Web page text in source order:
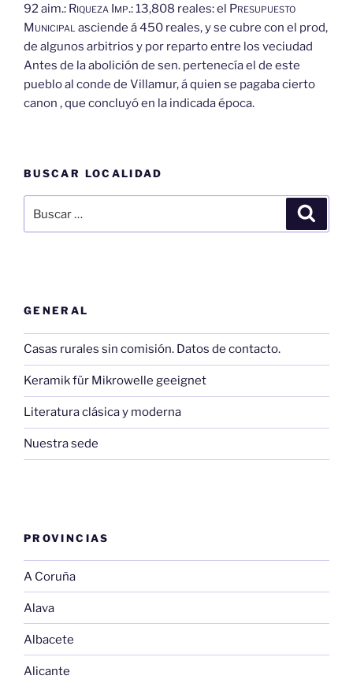
92 aim.: Riqueza Imp.:13,808 reales: el Presupuesto
Municipalasciende á 450 reales, y se cubre con el prod,
de algunos arbitrios y por reparto entre los veciudad
Antes de la abolición de sen. pertenecía el de este
pueblo al conde de Villamur, á quien se pagaba cierto
canon , que concluyó en la indicada época.
BUSCAR LOCALIDAD
por:
GENERAL
Casas rurales sin comisión. Datos de contacto.
Keramik für Mikrowelle geeignet
Literatura clásica y moderna
Nuestra sede
PROVINCIAS
A Coruña
Alava
Albacete
Alicante